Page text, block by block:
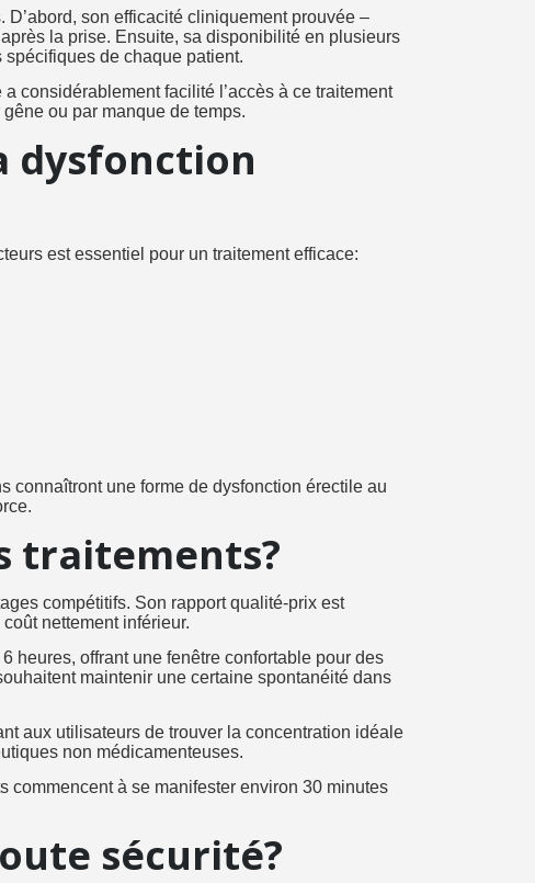
son efficacité cliniquement prouvée –
la prise. Ensuite, sa disponibilité en plusieurs
de chaque patient.
considérablement facilité l’accès à ce traitement
ou par manque de temps.
dysfonction
est essentiel pour un traitement efficace:
connaîtront une forme de dysfonction érectile au
traitements?
compétitifs. Son rapport qualité-prix est
nettement inférieur.
heures, offrant une fenêtre confortable pour des
maintenir une certaine spontanéité dans
aux utilisateurs de trouver la concentration idéale
non médicamenteuses.
commencent à se manifester environ 30 minutes
sécurité?